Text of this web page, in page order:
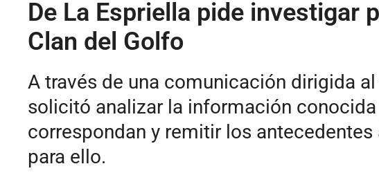
De La Espriella pide investigar
Clan del Golfo
A través de una comunicación dirigida
solicitó analizar la información
correspondan y remitir los
para ello.